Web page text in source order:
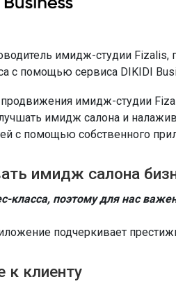
имидж-студии
с помощью сервиса DIKIDI
имидж-студии
имидж салона и
с помощью собственного
имидж салона
класса, поэтому для нас
подчеркивает
к клиенту